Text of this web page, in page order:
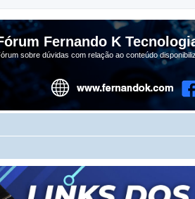
Fernando K
sobre dúvidas com relação ao conteúdo